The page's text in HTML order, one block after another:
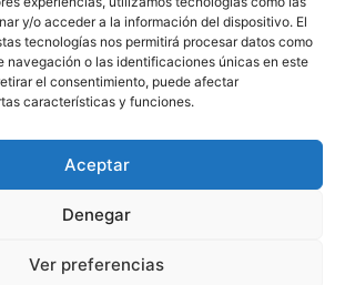
y/o acceder a la información del dispositivo. El
tecnologías nos permitirá procesar datos como
navegación o las identificaciones únicas en este
el consentimiento, puede afectar
características y funciones.
Aceptar
Denegar
Ver preferencias
PODCAST
Fundado el 25 de julio de 2007 /